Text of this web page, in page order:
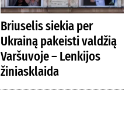
Briuselis siekia per
Ukrainą pakeisti valdžią
Varšuvoje – Lenkijos
žiniasklaida